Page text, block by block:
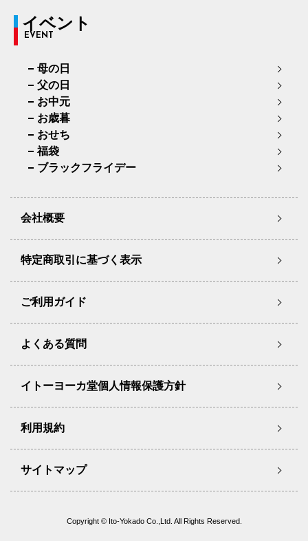
イベント
EVENT
母の日
父の日
お中元
お歳暮
おせち
福袋
ブラックフライデー
会社概要
特定商取引に基づく表示
ご利用ガイド
よくある質問
イトーヨーカ堂個人情報保護方針
利用規約
サイトマップ
Copyright © Ito-Yokado Co.,Ltd. All Rights Reserved.